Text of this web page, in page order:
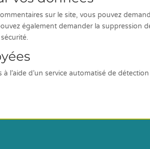
sur le site, vous pouvez
également demander la
l’aide d’un service automatisé de